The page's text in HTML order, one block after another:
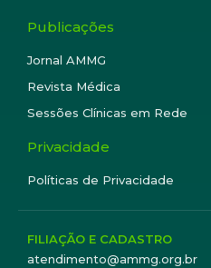
Publicações
Jornal AMMG
Revista Médica
Sessões Clínicas em Rede
Privacidade
Políticas de Privacidade
FILIAÇÃO E CADASTRO
atendimento@ammg.org.br